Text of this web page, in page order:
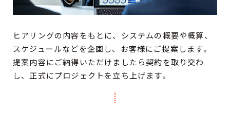
ヒアリングの内容をもとに、システムの概要や概算、
スケジュールなどを企画し、お客様にご提案します。
提案内容にご納得いただけましたら契約を取り交わ
し、正式にプロジェクトを立ち上げます。